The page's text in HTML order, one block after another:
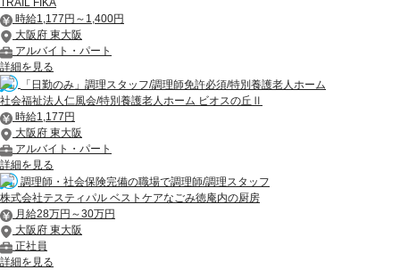
TRAIL FIKA
時給1,177円～1,400円
大阪府 東大阪
アルバイト・パート
詳細を見る
「日勤のみ」調理スタッフ/調理師免許必須/特別養護老人ホーム
社会福祉法人仁風会/特別養護老人ホーム ビオスの丘Ⅱ
時給1,177円
大阪府 東大阪
アルバイト・パート
詳細を見る
調理師・社会保険完備の職場で調理師/調理スタッフ
株式会社テスティパル ベストケアなごみ徳庵内の厨房
月給28万円～30万円
大阪府 東大阪
正社員
詳細を見る